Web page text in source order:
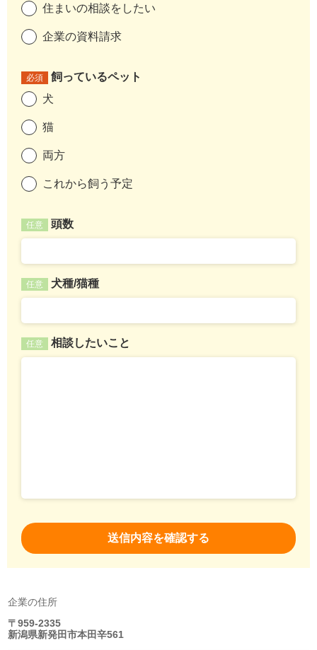
住まいの相談をしたい
企業の資料請求
必須
飼っているペット
犬
猫
両方
これから飼う予定
任意 頭数
任意 犬種/猫種
任意 相談したいこと
企業の住所
〒959-2335
新潟県新発田市本田辛561